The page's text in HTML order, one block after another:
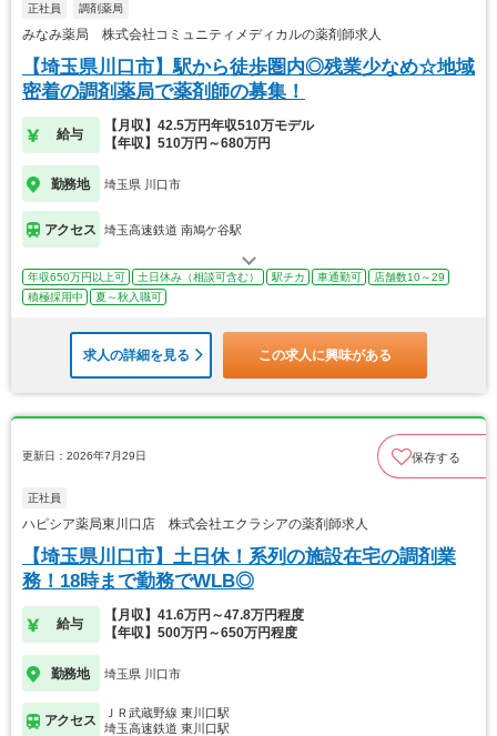
正社員 調剤薬局
みなみ薬局 株式会社コミュニティメディカルの薬剤師求人
【埼玉県川口市】駅から徒歩圏内◎残業少なめ☆地域
密着の調剤薬局で薬剤師の募集！
給与
【月収】42.5万円年収510万モデル
【年収】510万円～680万円
勤務地 埼玉県 川口市
アクセス 埼玉高速鉄道 南鳩ケ谷駅
年収650万円以上可 土日休み（相談可含む） 駅チカ 車通勤可
店舗数10～29
積極採用中
夏～秋入職可
求人の詳細を見る この求人に興味がある
更新日：2026年7月29日 保存する
正社員
ハピシア薬局東川口店 株式会社エクラシアの薬剤師求人
【埼玉県川口市】土日休！系列の施設在宅の調剤業
務！18時まで勤務でWLB◎
給与
【月収】41.6万円～47.8万円程度
【年収】500万円～650万円程度
勤務地 埼玉県 川口市
アクセス
ＪＲ武蔵野線 東川口駅
埼玉高速鉄道 東川口駅